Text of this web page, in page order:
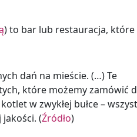
) to bar lub restauracja, które
dań na mieście. (…) Te
które możemy zamówić
w zwykłej bułce –
(Źródło)